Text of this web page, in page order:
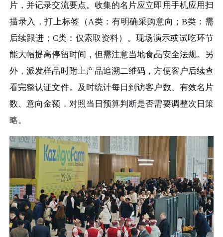
片，并记录交流要点。收集的名片应立即用手机应用扫
描录入，打上标签（A类：有明确采购意向；B类：需
后续跟进；C类：仅索取资料）。现场演示或试吃环节
能大幅提高停留时间，但需注意当地食品安全法规。另
外，派发样品时附上产品追溯二维码，方便客户后续查
看完整认证文件。及时统计每日到访客户数、有效名片
数、意向金额，对照当日预算判断是否需要调整次日策
略。